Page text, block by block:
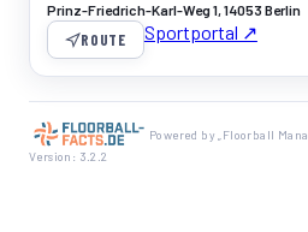
Prinz-Friedrich-Karl-Weg 1, 14053 Berlin
ROUTE Sportportal ↗
Powered by „Floorball
Version: 3.2.2